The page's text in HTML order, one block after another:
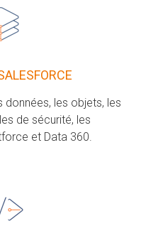
les objets, les
de sécurité, les
et Data 360.